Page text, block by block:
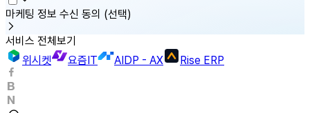
마케팅 정보 수신 동의 (선택)
서비스 전체보기
위시켓
요즘IT AIDP - AX Rise ERP